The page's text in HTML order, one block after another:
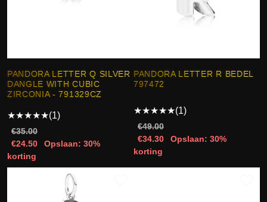
PANDORA LETTER Q SILVER
DANGLE WITH CUBIC
ZIRCONIA - 791329CZ
★★★★★(1)
€35.00
€24.50
Opslaan: 30%
korting
PANDORA LETTER R BEDEL
797472
★★★★★(1)
€49.00
€34.30
Opslaan: 30%
korting